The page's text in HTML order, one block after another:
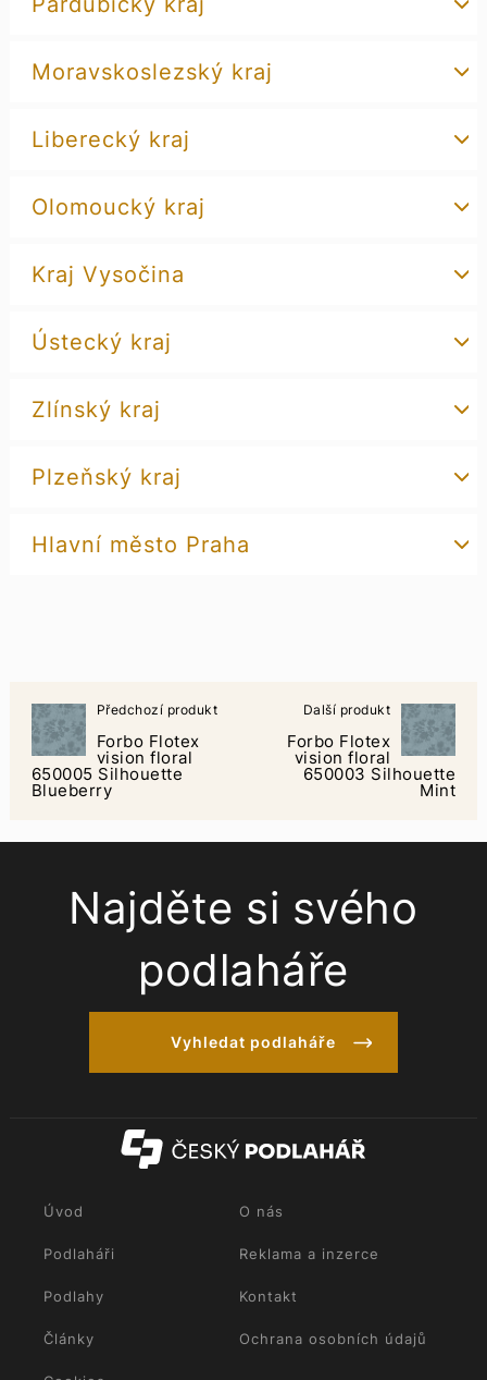
Moravskoslezský kraj
Liberecký kraj
Olomoucký kraj
Kraj Vysočina
Ústecký kraj
Zlínský kraj
Plzeňský kraj
Hlavní město Praha
Předchozí produkt
Forbo Flotex
vision floral
650005 Silhouette
Blueberry
Další produkt
Forbo Flotex
vision floral
650003 Silhouette
Mint
Najděte si svého
podlaháře
Vyhledat podlaháře
Úvod O nás
Podlaháři Reklama a inzerce
Podlahy Kontakt
Články Ochrana osobních údajů